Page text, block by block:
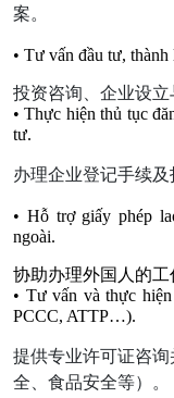
案。
• Tư vấn đầu tư,
投资咨询、企业设立
• Thực hiện thủ tục
tư.
办理企业登记手续及
• Hỗ trợ giấy phép
ngoài.
协助办理外国人的工
• Tư vấn và thực
PCCC, ATTP…).
提供专业许可证咨
全、食品安全等）。